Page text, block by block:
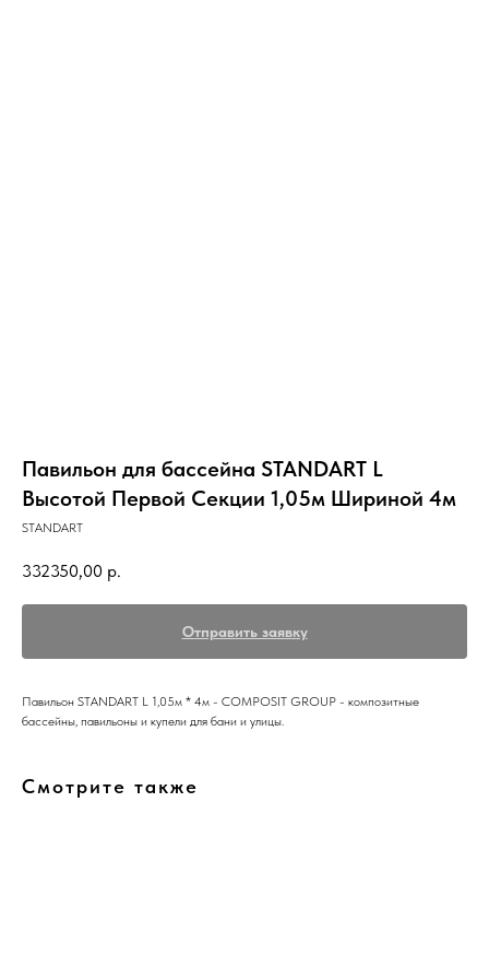
Павильон для бассейна STANDART L
Высотой Первой Секции 1,05м Шириной 4м
STANDART
332350,00 р.
Отправить заявку
Павильон STANDART L 1,05м * 4м - COMPOSIT GROUP - композитные
бассейны, павильоны и купели для бани и улицы.
Смотрите также